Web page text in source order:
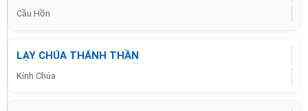
Cầu Hồn
LẠY CHÚA THÁNH THẦN
Kính Chúa